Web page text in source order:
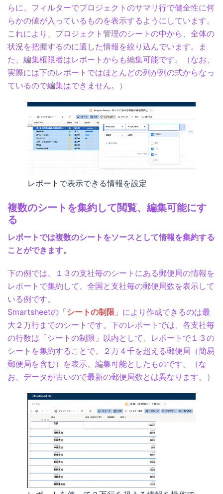
らに、フィルターでプロジェクトのサマリ行で健全性に何
らかの値が入っているものを表示するようにしています。
これにより、プロジェクト管理のシートの中から、全体の
状況を把握するのに適した情報を絞り込んでいます。ま
た、編集権限者はレポートからも編集可能です。（なお、
実際には下のレポートではほとんどの列が列の式からなっ
ているので編集はできません。）
レポートで表示できる情報を設定
複数のシートを集約して閲覧、編集可能にす
る
レポートでは複数のシートをソースとして情報を集約する
ことができます。
下の例では、１３の支社毎のシートにある郵便局の情報を
レポートで集約して、全国と支社毎の郵便局数を表示して
いる例です。
Smartsheetの「シートの制限 」により作成できるのは最
大２万行までのシートです。下のレポートでは、各支社毎
の行数は「シートの制限」以内として、レポートで１３の
シートを集約することで、２万４千を超える郵便局（簡易
郵便局を含む）を表示、編集可能としたものです。（な
お、データが古いので最新の郵便局数とは異なります。）